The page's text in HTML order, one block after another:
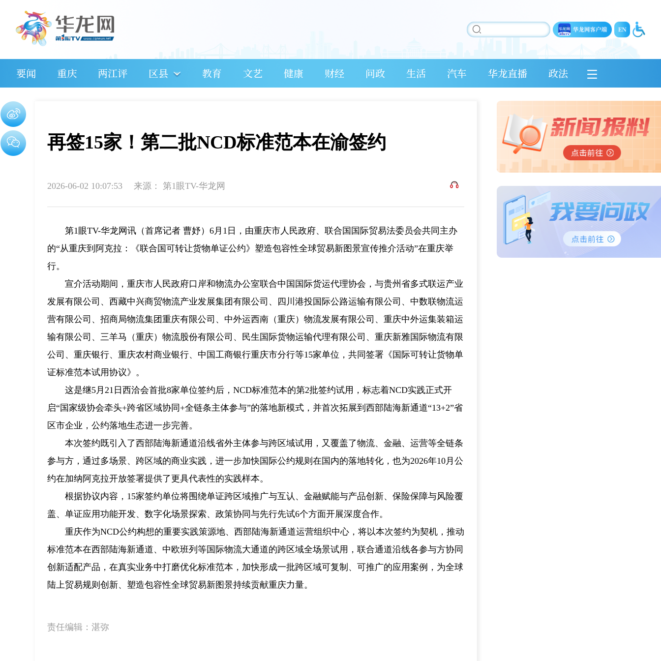
要闻 重庆 两江评 区县 教育 文艺 健康 财经 问政 生活 汽车 华龙直播 政法
再签15家！第二批NCD标准范本在渝签约
2026-06-02 10:07:53 来源： 第1眼TV-华龙网
第1眼TV-华龙网讯（首席记者 曹妤）6月1日，由重庆市人民政府、联合国国际贸易法委员会共同主办
的“从重庆到阿克拉：《联合国可转让货物单证公约》塑造包容性全球贸易新图景宣传推介活动”在重庆举
行。
宣介活动期间，重庆市人民政府口岸和物流办公室联合中国国际货运代理协会，与贵州省多式联运产业
发展有限公司、西藏中兴商贸物流产业发展集团有限公司、四川港投国际公路运输有限公司、中数联物流运
营有限公司、招商局物流集团重庆有限公司、中外运西南（重庆）物流发展有限公司、重庆中外运集装箱运
输有限公司、三羊马（重庆）物流股份有限公司、民生国际货物运输代理有限公司、重庆新雅国际物流有限
公司、重庆银行、重庆农村商业银行、中国工商银行重庆市分行等15家单位，共同签署《国际可转让货物单
证标准范本试用协议》。
这是继5月21日西洽会首批8家单位签约后，NCD标准范本的第2批签约试用，标志着NCD实践正式开
启“国家级协会牵头+跨省区域协同+全链条主体参与”的落地新模式，并首次拓展到西部陆海新通道“13+2”省
区市企业，公约落地生态进一步完善。
本次签约既引入了西部陆海新通道沿线省外主体参与跨区域试用，又覆盖了物流、金融、运营等全链条
参与方，通过多场景、跨区域的商业实践，进一步加快国际公约规则在国内的落地转化，也为2026年10月公
约在加纳阿克拉开放签署提供了更具代表性的实践样本。
根据协议内容，15家签约单位将围绕单证跨区域推广与互认、金融赋能与产品创新、保险保障与风险覆
盖、单证应用功能开发、数字化场景探索、政策协同与先行先试6个方面开展深度合作。
重庆作为NCD公约构想的重要实践策源地、西部陆海新通道运营组织中心，将以本次签约为契机，推动
标准范本在西部陆海新通道、中欧班列等国际物流大通道的跨区域全场景试用，联合通道沿线各参与方协同
创新适配产品，在真实业务中打磨优化标准范本，加快形成一批跨区域可复制、可推广的应用案例，为全球
陆上贸易规则创新、塑造包容性全球贸易新图景持续贡献重庆力量。
责任编辑： 湛弥